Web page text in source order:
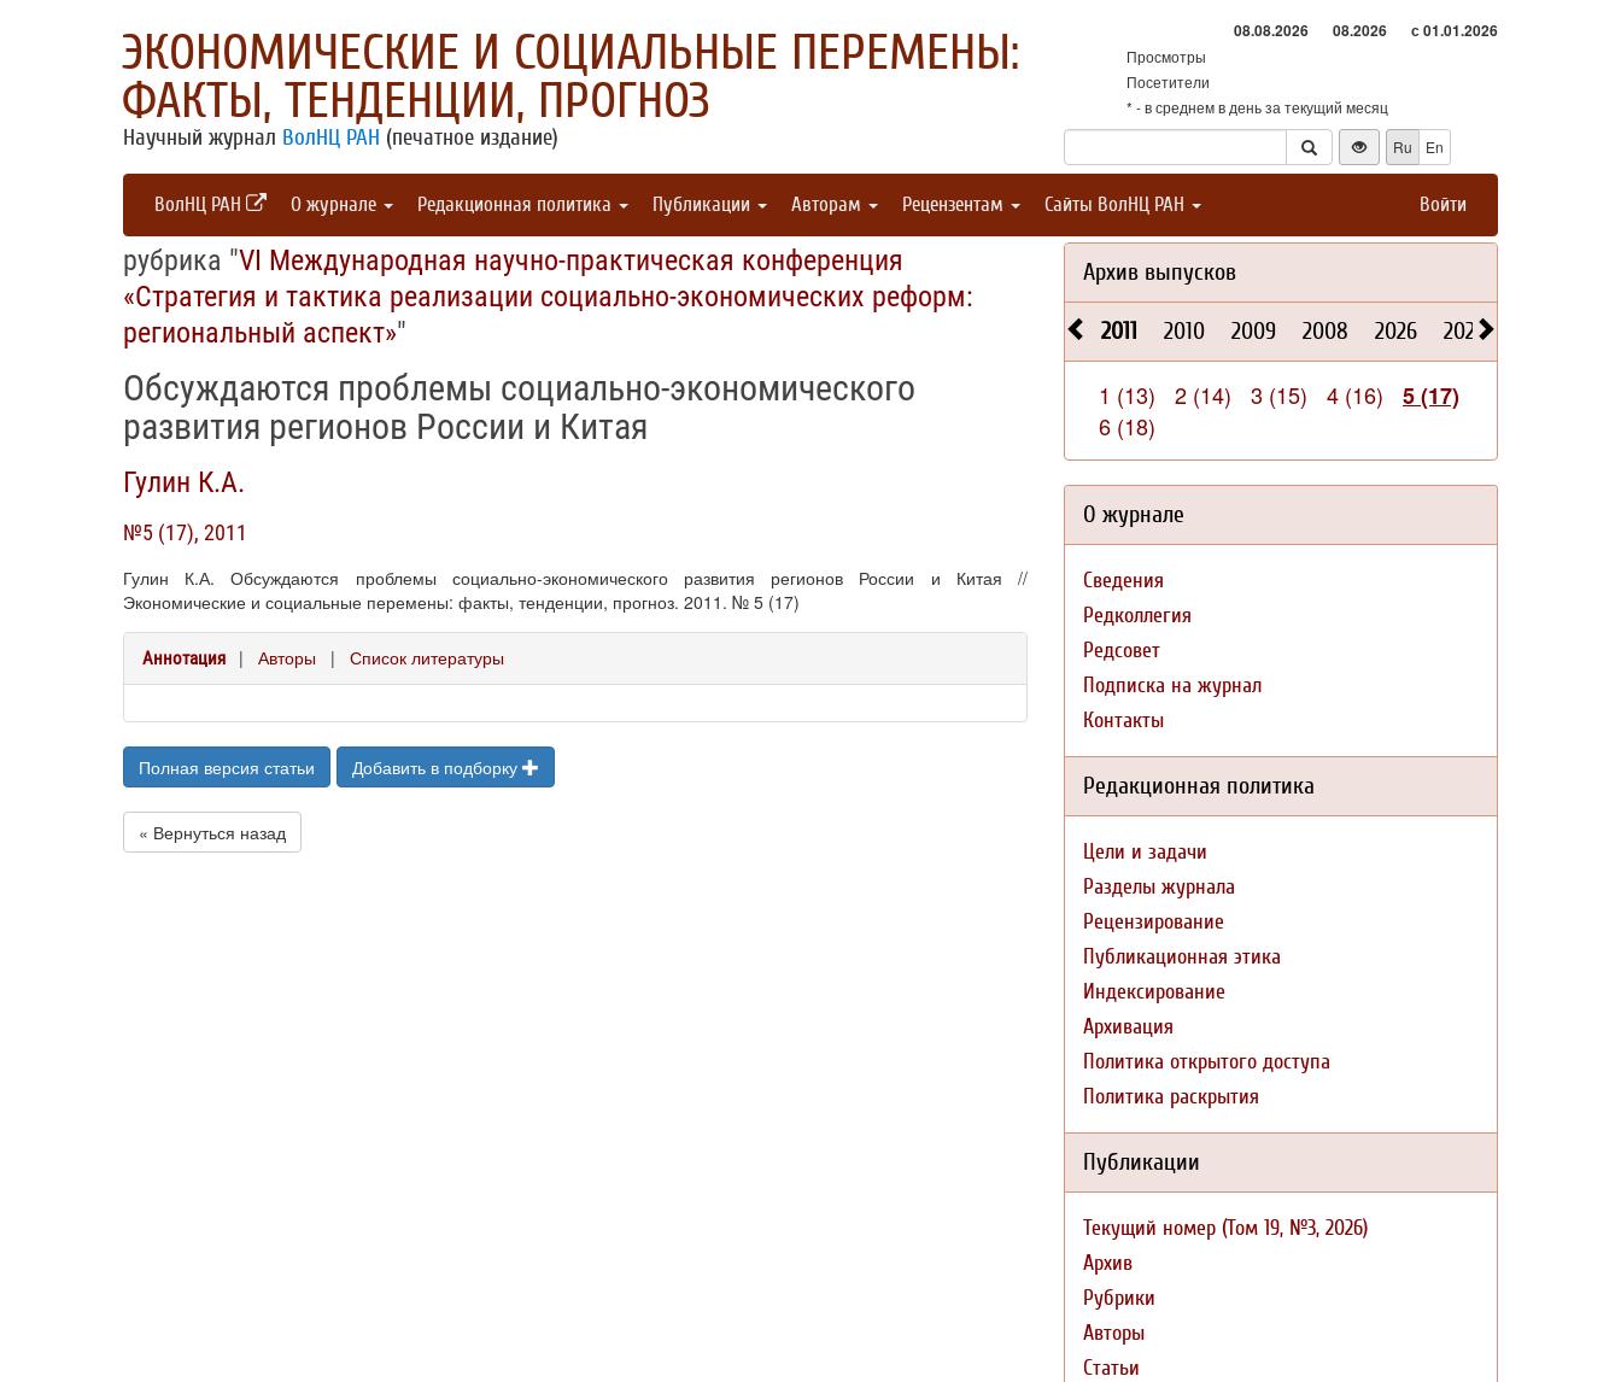
ЭКОНОМИЧЕСКИЕ И СОЦИАЛЬНЫЕ ПЕРЕМЕНЫ:
ФАКТЫ, ТЕНДЕНЦИИ, ПРОГНОЗ
Научный журнал ВолНЦ РАН (печатное издание)
08.08.2026 08.2026 с 01.01.2026
Просмотры
Посетители
* - в среднем в день за текущий месяц
Ru
En
ВолНЦ РАН О журнале Редакционная политика Публикации Авторам Рецензентам Сайты ВолНЦ РАН Войти
рубрика "VI Международная научно-практическая конференция
«Стратегия и тактика реализации социально-экономических реформ:
региональный аспект»"
Обсуждаются проблемы социально-экономического
развития регионов России и Китая
Гулин К.А.
№5 (17), 2011
Гулин К.А. Обсуждаются проблемы социально-экономического развития регионов России и Китая //
Экономические и социальные перемены: факты, тенденции, прогноз. 2011. № 5 (17)
Аннотация | Авторы | Список литературы
Полная версия статьи Добавить в подборку
« Вернуться назад
Архив выпусков
2011 2010 2009 2008 2026 2025
1 (13) 2 (14) 3 (15) 4 (16)
5 (17)
6 (18)
О журнале
Сведения
Редколлегия
Редсовет
Подписка на журнал
Контакты
Редакционная политика
Цели и задачи
Разделы журнала
Рецензирование
Публикационная этика
Индексирование
Архивация
Политика открытого доступа
Политика раскрытия
Публикации
Текущий номер (Том 19, №3, 2026)
Архив
Рубрики
Авторы
Статьи